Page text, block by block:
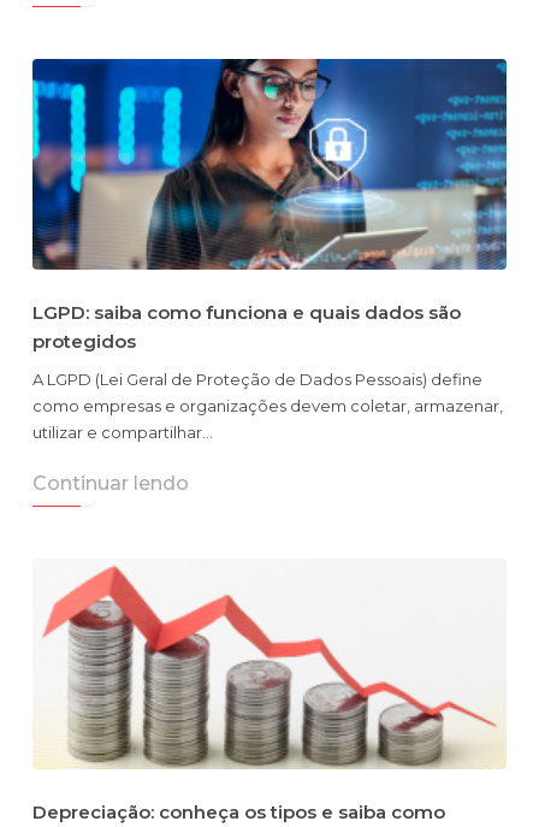
LGPD: saiba como funciona e quais dados são
protegidos
A LGPD (Lei Geral de Proteção de Dados Pessoais) define
como empresas e organizações devem coletar, armazenar,
utilizar e compartilhar…
Continuar lendo
Depreciação: conheça os tipos e saiba como